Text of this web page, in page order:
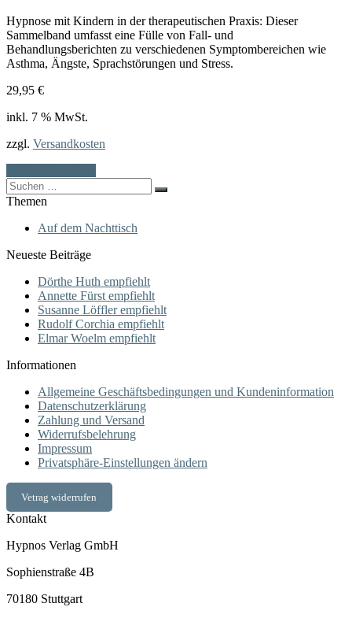
Hypnose mit Kindern in der therapeutischen Praxis: Dieser
Sammelband umfasst eine Fülle von Fall- und
Behandlungsberichten zu verschiedenen Symptombereichen wie
Asthma, Ängste, Sprachstörungen und Stress.
29,95 €
inkl. 7 % MwSt.
zzgl. Versandkosten
Search
for:
Themen
Auf dem Nachttisch
Neueste Beiträge
Dörthe Huth empfiehlt
Annette Fürst empfiehlt
Susanne Löffler empfiehlt
Rudolf Corchia empfiehlt
Elmar Woelm empfiehlt
Informationen
Allgemeine Geschäftsbedingungen und Kundeninformation
Datenschutzerklärung
Zahlung und Versand
Widerrufsbelehrung
Impressum
Privatsphäre-Einstellungen ändern
Vetrag widerrufen
Kontakt
Hypnos Verlag GmbH
Sophienstraße 4B
70180 Stuttgart